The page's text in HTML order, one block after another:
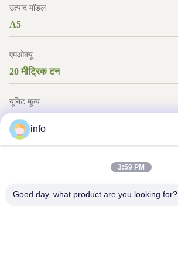
उत्पाद मॉडल
A5
एमओक्यू
20 मीट्रिक टन
यूनिट मूल्य
बातचीत योग्य
भुगतान विधि
एल / सी, टी / टी, वेस्टर्न यूनियन, मनीग्राम
आपूर्ति क्षमता
info
3:59 PM
Good day, what product are you looking for?